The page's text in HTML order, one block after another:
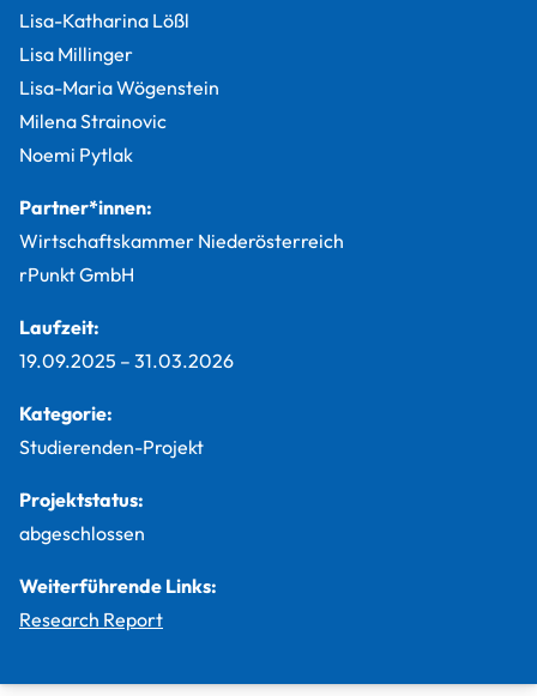
Lisa-Katharina Lößl
Lisa Millinger
Lisa-Maria Wögenstein
Milena Strainovic
Noemi Pytlak
Partner*innen:
Wirtschaftskammer Niederösterreich
rPunkt GmbH
Laufzeit:
19.09.2025 – 31.03.2026
Kategorie:
Studierenden-Projekt
Projektstatus:
abgeschlossen
Weiterführende Links:
Research Report